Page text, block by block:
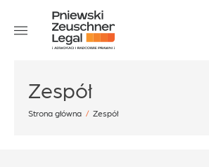
content
Specjalizacje
Aktualności
Zespół
Strona główna / Zespół